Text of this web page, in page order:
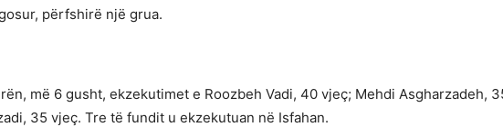
përfshirë një grua.
më 6 gusht, ekzekutimet e Roozbeh Vadi, 40 vjeç; Mehdi Asgharzadeh,
35 vjeç. Tre të fundit u ekzekutuan në Isfahan.